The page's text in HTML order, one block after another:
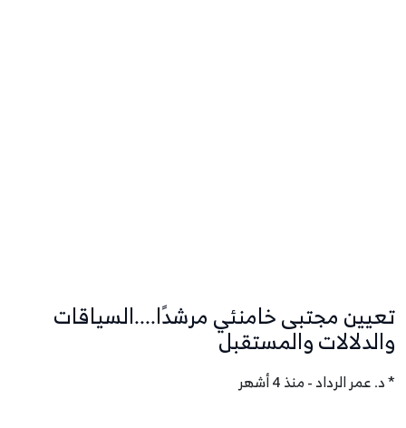
تعيين مجتبى خامنئي مرشدًا....السياقات
والدلالات والمستقبل
* د. عمر الرداد - منذ 4 أشهر